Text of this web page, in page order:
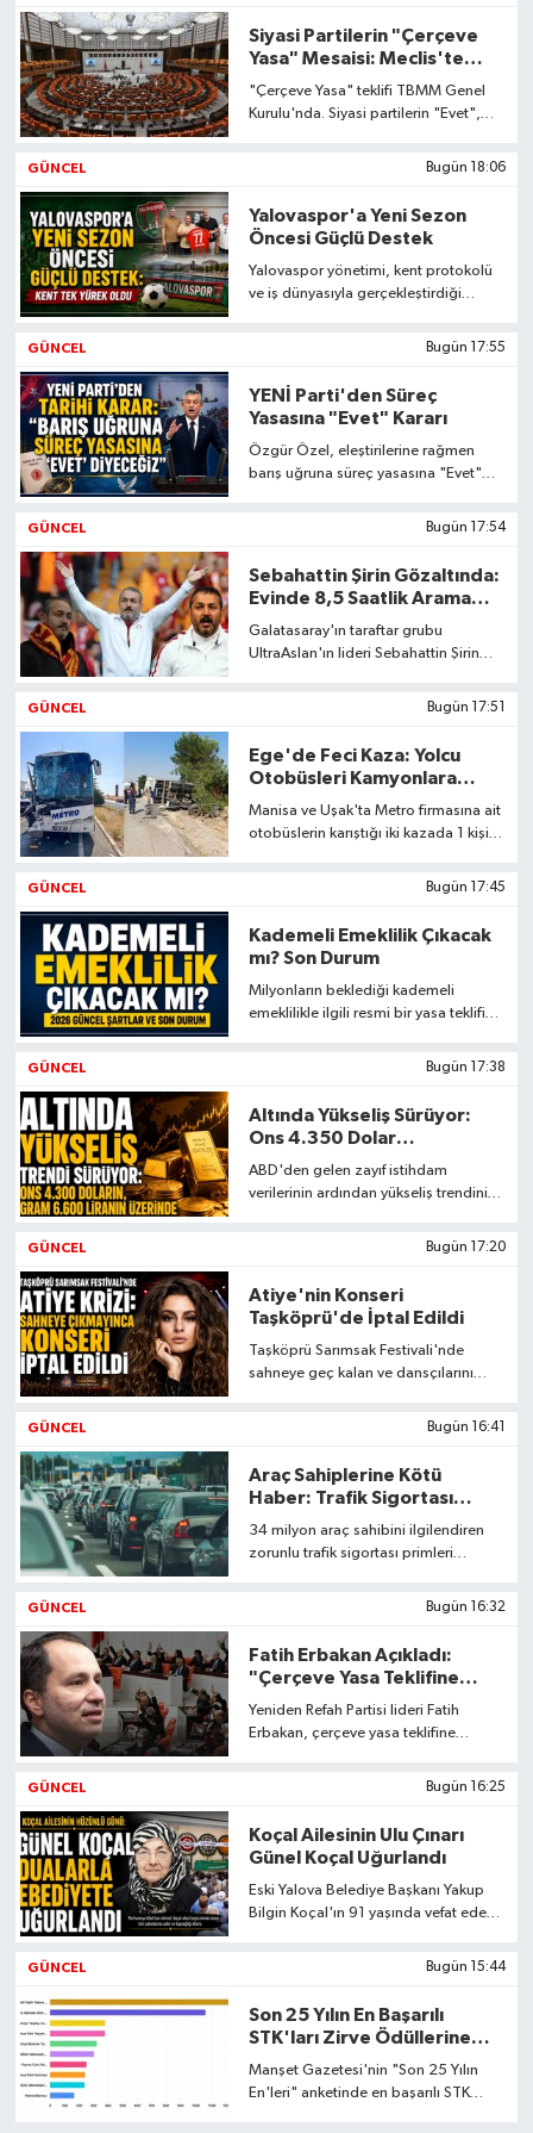
Siyasi Partilerin "Çerçeve
Yasa" Mesaisi: Meclis'te
Kritik Gün
"Çerçeve Yasa" teklifi TBMM Genel
Kurulu'nda. Siyasi partilerin "Evet",
GÜNCEL Bugün 18:06
Yalovaspor'a Yeni Sezon
Öncesi Güçlü Destek
Yalovaspor yönetimi, kent protokolü
ve iş dünyasıyla gerçekleştirdiği
destekleri alarak güç depoladı.
GÜNCEL Bugün 17:55
YENİ Parti'den Süreç
Yasasına "Evet" Kararı
Özgür Özel, eleştirilerine rağmen
barış uğruna süreç yasasına "Evet"
GÜNCEL Bugün 17:54
Sebahattin Şirin Gözaltında:
Evinde 8,5 Saatlik Arama
Yapıldı
Galatasaray'ın taraftar grubu
UltraAslan'ın lideri Sebahattin Şirin
GÜNCEL Bugün 17:51
Ege'de Feci Kaza: Yolcu
Otobüsleri Kamyonlara
Çarptı
Manisa ve Uşak'ta Metro firmasına ait
otobüslerin karıştığı iki kazada 1 kişi
GÜNCEL Bugün 17:45
Kademeli Emeklilik Çıkacak
mı? Son Durum
Milyonların beklediği kademeli
emeklilikle ilgili resmi bir yasa teklifi
resmiyet taşımadığı belirtiliyor.
GÜNCEL Bugün 17:38
Altında Yükseliş Sürüyor:
Ons 4.350 Dolar
Seviyesinde
ABD'den gelen zayıf istihdam
verilerinin ardından yükseliş trendini
üzerinde tutunurken, gram altın
GÜNCEL Bugün 17:20
Atiye'nin Konseri
Taşköprü'de İptal Edildi
Taşköprü Sarımsak Festivali'nde
sahneye geç kalan ve dansçılarını
edildi, vatandaşlar yuhaladı.
GÜNCEL Bugün 16:41
Araç Sahiplerine Kötü
Haber: Trafik Sigortası
Primlerine Zam Geldi
34 milyon araç sahibini ilgilendiren
zorunlu trafik sigortası primleri
GÜNCEL Bugün 16:32
Fatih Erbakan Açıkladı:
"Çerçeve Yasa Teklifine
Hayır Demeyi Doğru
Bulmuyoruz"
Yeniden Refah Partisi lideri Fatih
Erbakan, çerçeve yasa teklifine
GÜNCEL Bugün 16:25
Koçal Ailesinin Ulu Çınarı
Günel Koçal Uğurlandı
Eski Yalova Belediye Başkanı Yakup
Bilgin Koçal'ın 91 yaşında vefat eden
düzenlenen cenaze töreniyle toprağa
GÜNCEL Bugün 15:44
Son 25 Yılın En Başarılı
STK'ları Zirve Ödüllerine
Kavuşuyor
Manşet Gazetesi'nin "Son 25 Yılın
En'leri" anketinde en başarılı STK
Yaşam